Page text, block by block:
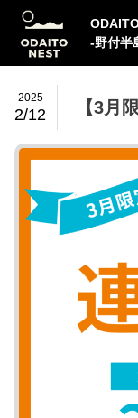
-野付半
【3月
2025
2/12